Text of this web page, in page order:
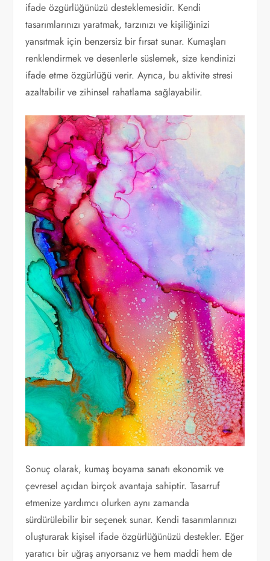
ifade özgürlüğünüzü desteklemesidir. Kendi
tasarımlarınızı yaratmak, tarzınızı ve kişiliğinizi
yansıtmak için benzersiz bir fırsat sunar. Kumaşları
renklendirmek ve desenlerle süslemek, size kendinizi
ifade etme özgürlüğü verir. Ayrıca, bu aktivite stresi
azaltabilir ve zihinsel rahatlama sağlayabilir.
Sonuç olarak, kumaş boyama sanatı ekonomik ve
çevresel açıdan birçok avantaja sahiptir. Tasarruf
etmenize yardımcı olurken aynı zamanda
sürdürülebilir bir seçenek sunar. Kendi tasarımlarınızı
oluşturarak kişisel ifade özgürlüğünüzü destekler. Eğer
yaratıcı bir uğraş arıyorsanız ve hem maddi hem de